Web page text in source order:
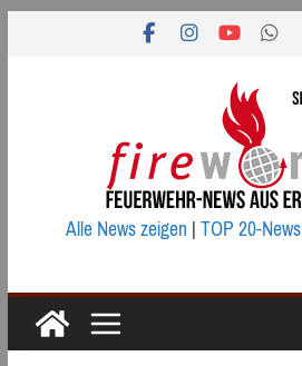
Alle News zeigen|TOP 20-News